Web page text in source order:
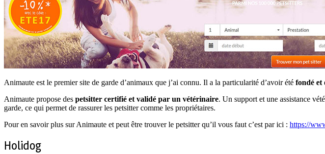
Animaute est le premier site de garde d’animaux que j’ai connu. Il a la particularité d’avoir été fondé et
Animaute propose des petsitter certifié et validé par un vétérinaire. Un support et une assistance
garde, ce qui permet de rassurer les petsitter comme les propriétaires.
Pour en savoir plus sur Animaute et peut être trouver le petsitter qu’il vous faut c’est par ici : https://
Holidog